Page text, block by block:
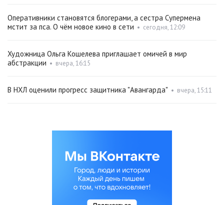
Оперативники становятся блогерами, а сестра Супермена
мстит за пса. О чём новое кино в сети • сегодня, 12:09
Художница Ольга Кошелева приглашает омичей в мир
абстракции • вчера, 16:15
В НХЛ оценили прогресс защитника "Авангарда" • вчера, 15:11